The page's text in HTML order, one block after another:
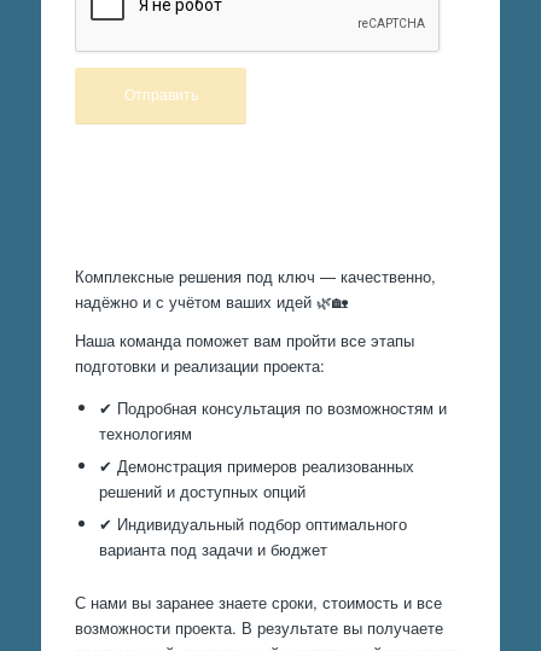
Комплексные решения под ключ — качественно,
надёжно и с учётом ваших идей 🌿🏡
Наша команда поможет вам пройти все этапы
подготовки и реализации проекта:
✔ Подробная консультация по возможностям и
технологиям
✔ Демонстрация примеров реализованных
решений и доступных опций
✔ Индивидуальный подбор оптимального
варианта под задачи и бюджет
С нами вы заранее знаете сроки, стоимость и все
возможности проекта. В результате вы получаете